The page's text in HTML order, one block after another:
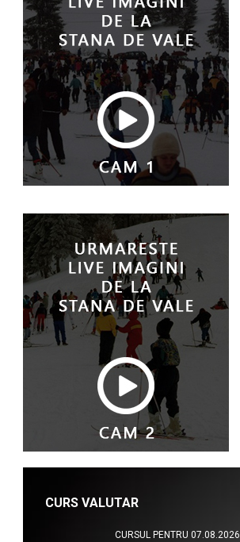
CURS VALUTAR
CURSUL PENTRU 07.08.2026